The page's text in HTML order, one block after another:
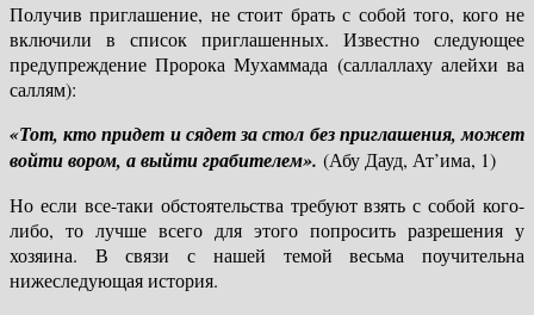
Получив приглашение, не стоит брать с собой того, кого не
включили в список приглашенных. Известно следующее
предупреждение Пророка Мухаммада (саллаллаху алейхи ва
саллям):
«Тот, кто придет и сядет за стол без приглашения, может
войти вором, а выйти грабителем». (Абу Дауд, Ат’има, 1)
Но если все-таки обстоятельства требуют взять с собой кого-
либо, то лучше всего для этого попросить разрешения у
хозяина. В связи с нашей темой весьма поучительна
нижеследующая история.